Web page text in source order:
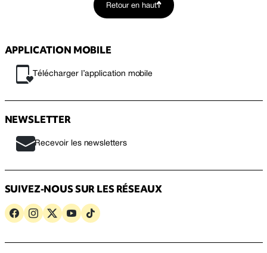
Retour en haut
APPLICATION MOBILE
Télécharger l’application mobile
NEWSLETTER
Recevoir les newsletters
SUIVEZ-NOUS SUR LES RÉSEAUX